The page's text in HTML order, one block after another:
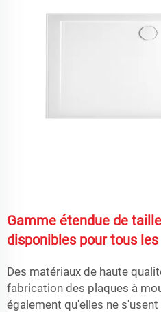
Gamme étendue de
disponibles pour tous
Des matériaux de haute
fabrication des plaques à
également qu'elles ne